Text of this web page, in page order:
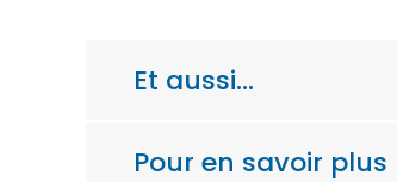
Et aussi…
Pour en savoir plus